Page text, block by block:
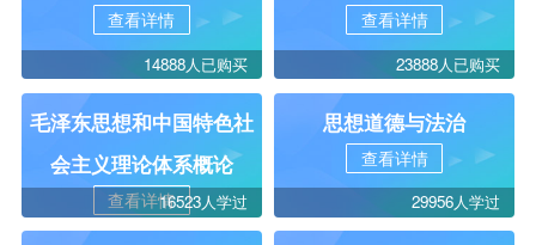
查看详情
14888人已购买
查看详情
23888人已购买
毛泽东思想和中国特色社
会主义理论体系概论
查看详情16523人学过
思想道德与法治
查看详情
29956人学过